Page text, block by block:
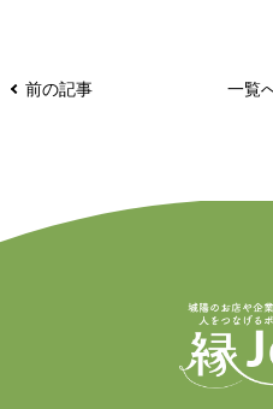
前の記事 一覧